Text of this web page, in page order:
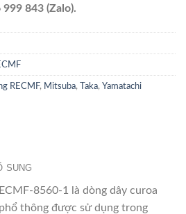
999 843 (Zalo).
RECMF, Mitsuba, Taka, Yamatachi
SUNG
8560-1 là dòng dây curoa
thông được sử dụng trong